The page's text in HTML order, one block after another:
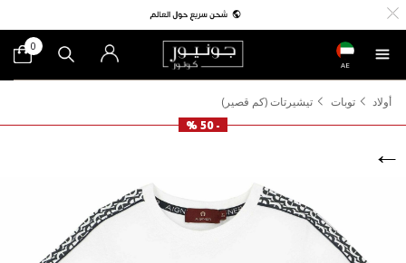
AE
0
أولاد توبات
تيشيرتات (كم قصير)
- 50 %